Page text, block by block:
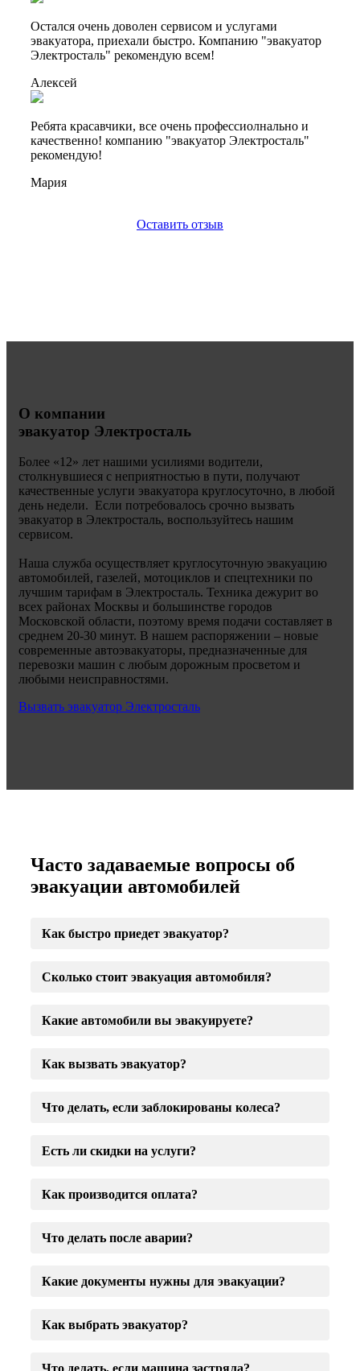
Остался очень доволен сервисом и услугами
эвакуатора, приехали быстро. Компанию "эвакуатор
Электросталь" рекомендую всем!
Алексей
Ребята красавчики, все очень профессиолнально и
качественно! компанию "эвакуатор Электросталь"
рекомендую!
Мария
Оставить отзыв
О компании
эвакуатор Электросталь
Более «12» лет нашими усилиями водители,
столкнувшиеся с неприятностью в пути, получают
качественные услуги эвакуатора круглосуточно, в любой
день недели. Если потребовалось срочно вызвать
эвакуатор в Электросталь, воспользуйтесь нашим
сервисом.
Наша служба осуществляет круглосуточную эвакуацию
автомобилей, газелей, мотоциклов и спецтехники по
лучшим тарифам в Электросталь. Техника дежурит во
всех районах Москвы и большинстве городов
Московской области, поэтому время подачи составляет в
среднем 20-30 минут. В нашем распоряжении – новые
современные автоэвакуаторы, предназначенные для
перевозки машин с любым дорожным просветом и
любыми неисправностями.
Вызвать эвакуатор Электросталь
Часто задаваемые вопросы об
эвакуации автомобилей
Как быстро приедет эвакуатор?
Сколько стоит эвакуация автомобиля?
Какие автомобили вы эвакуируете?
Как вызвать эвакуатор?
Что делать, если заблокированы колеса?
Есть ли скидки на услуги?
Как производится оплата?
Что делать после аварии?
Какие документы нужны для эвакуации?
Как выбрать эвакуатор?